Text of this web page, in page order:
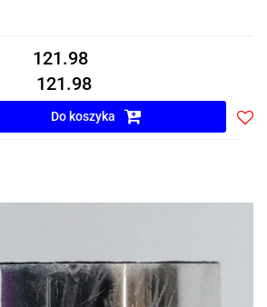
121.98
121.98
Do koszyka